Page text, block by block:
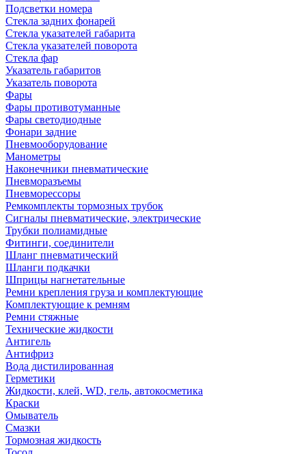
Подсветки номера
Стекла задних фонарей
Стекла указателей габарита
Стекла указателей поворота
Стекла фар
Указатель габаритов
Указатель поворота
Фары
Фары противотуманные
Фары светодиодные
Фонари задние
Пневмооборудование
Манометры
Наконечники пневматические
Пневморазъемы
Пневморессоры
Ремкомплекты тормозных трубок
Сигналы пневматические, электрические
Трубки полиамидные
Фитинги, соединители
Шланг пневматический
Шланги подкачки
Шприцы нагнетательные
Ремни крепления груза и комплектующие
Комплектующие к ремням
Ремни стяжные
Технические жидкости
Антигель
Антифриз
Вода дистилированная
Герметики
Жидкости, клей, WD, гель, автокосметика
Краски
Омыватель
Смазки
Тормозная жидкость